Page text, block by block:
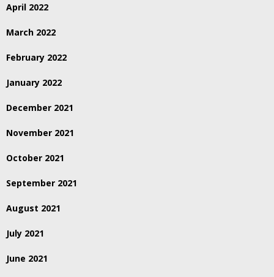
April 2022
March 2022
February 2022
January 2022
December 2021
November 2021
October 2021
September 2021
August 2021
July 2021
June 2021